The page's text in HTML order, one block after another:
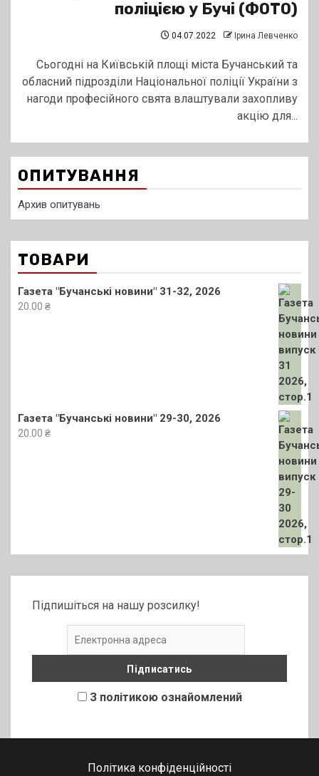
поліцією у Бучі (ФОТО)
04.07.2022 Ірина Левченко
Сьогодні на Київській площі міста Бучанський та
обласний підрозділи Національної поліції України з
нагоди професійного свята влаштували захопливу
акцію для...
ОПИТУВАННЯ
Архив опитувань
ТОВАРИ
Газета "Бучанські новини" 31-32, 2026
20.00 ₴
Газета "Бучанські новини" 29-30, 2026
20.00 ₴
Підпишіться на нашу розсилку!
З політикою ознайомлений
Політика конфіденційності